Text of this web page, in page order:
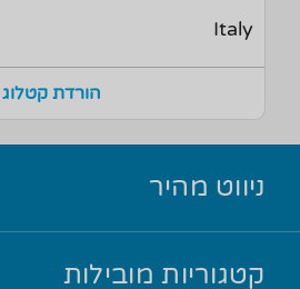
Italy
הורדת קטלוג
ניווט מהיר
קטגוריות מובילות